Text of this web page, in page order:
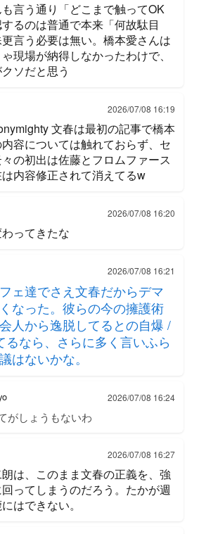
言う通り「どこまで触ってOK
るのは普通で本来「何故駄目
言う必要は無い。橋本愛さんは
現場が納得しなかったわけで、
ソだと思う
2026/07/08 16:19
文春は最初の記事で橋本
容については触れておらず、セ
の初出は佐藤とフロムファース
は内容修正されて消えてるw
2026/07/08 16:20
ってきたな
2026/07/08 16:21
ェ達でさえ文春だからデマ
なった。彼らの今の擁護術
人から逸脱してるとの自爆 /
るなら、さらに多く言いふら
はないかな。
2026/07/08 16:24
がしょうもないわ
2026/07/08 16:27
は、このまま文春の正義を、強
ってしまうのだろう。たかが週
はできない。